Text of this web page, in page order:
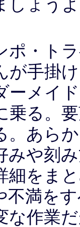
しょう
ポ・ト
が手掛
ーメイ
乗る。
。あら
みや刻
細をま
不満を
な作業